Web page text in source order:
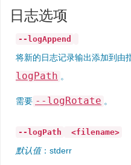
日志选项
--logAppend
将新的日志记录输出添加到由
logPath 。
需要 --logRotate 。
--logPath <filename>
默认值：stderr